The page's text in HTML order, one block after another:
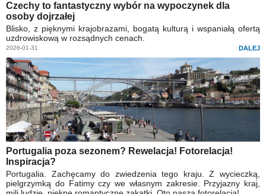
Czechy to fantastyczny wybór na wypoczynek dla
osoby dojrzałej
Blisko, z pięknymi krajobrazami, bogatą kulturą i wspaniałą ofertą
uzdrowiskową w rozsądnych cenach.
2026-01-31 DALEJ
Portugalia poza sezonem? Rewelacja! Fotorelacja!
Inspiracja?
Portugalia. Zachęcamy do zwiedzenia tego kraju. Z wycieczką,
pielgrzymką do Fatimy czy we własnym zakresie. Przyjazny kraj,